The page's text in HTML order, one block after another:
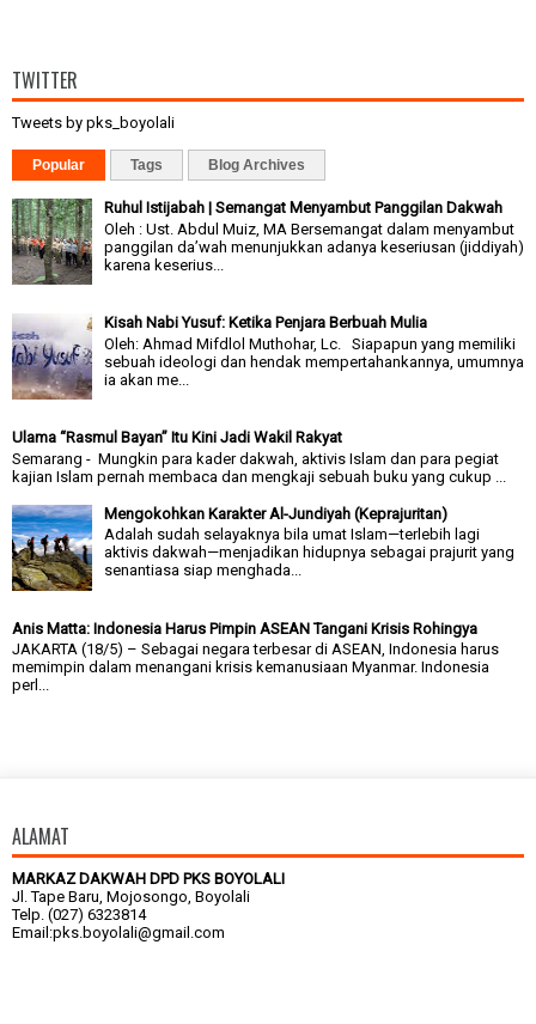
TWITTER
Tweets by pks_boyolali
Popular Tags Blog Archives
Ruhul Istijabah | Semangat Menyambut Panggilan Dakwah
Oleh : Ust. Abdul Muiz, MA Bersemangat dalam menyambut
panggilan da’wah menunjukkan adanya keseriusan (jiddiyah)
karena keserius...
Kisah Nabi Yusuf: Ketika Penjara Berbuah Mulia
Oleh: Ahmad Mifdlol Muthohar, Lc. Siapapun yang memiliki
sebuah ideologi dan hendak mempertahankannya, umumnya
ia akan me...
Ulama “Rasmul Bayan” Itu Kini Jadi Wakil Rakyat
Semarang - Mungkin para kader dakwah, aktivis Islam dan para pegiat
kajian Islam pernah membaca dan mengkaji sebuah buku yang cukup ...
Mengokohkan Karakter Al-Jundiyah (Keprajuritan)
Adalah sudah selayaknya bila umat Islam—terlebih lagi
aktivis dakwah—menjadikan hidupnya sebagai prajurit yang
senantiasa siap menghada...
Anis Matta: Indonesia Harus Pimpin ASEAN Tangani Krisis Rohingya
JAKARTA (18/5) – Sebagai negara terbesar di ASEAN, Indonesia harus
memimpin dalam menangani krisis kemanusiaan Myanmar. Indonesia
perl...
ALAMAT
MARKAZ DAKWAH DPD PKS BOYOLALI
Jl. Tape Baru, Mojosongo, Boyolali
Telp. (027) 6323814
Email:pks.boyolali@gmail.com